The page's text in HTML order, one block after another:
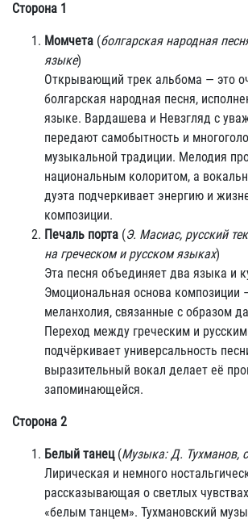
Сторона 1
Момчета (болгарская народная
языке)
Открывающий трек альбома — это
болгарская народная песня,
языке. Вардашева и Невзгляд с
передают самобытность и
музыкальной традиции. Мелодия
национальным колоритом, а
дуэта подчеркивает энергию и
композиции.
Печаль порта (Э. Масиас, русский
на греческом и русском языках)
Эта песня объединяет два языка и
Эмоциональная основа композиции
меланхолия, связанные с образом
Переход между греческим и
подчёркивает универсальность
выразительный вокал делает её
запоминающейся.
Сторона 2
Белый танец(Музыка: Д. Тухманов,
Лирическая и немного
рассказывающая о светлых
«белым танцем». Тухмановский